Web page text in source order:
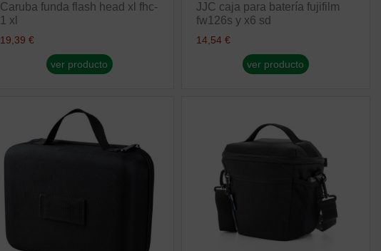
Caruba funda flash head xl fhc-
1 xl
19,39 €
ver producto
JJC caja para batería fujifilm
fw126s y x6 sd
14,54 €
ver producto